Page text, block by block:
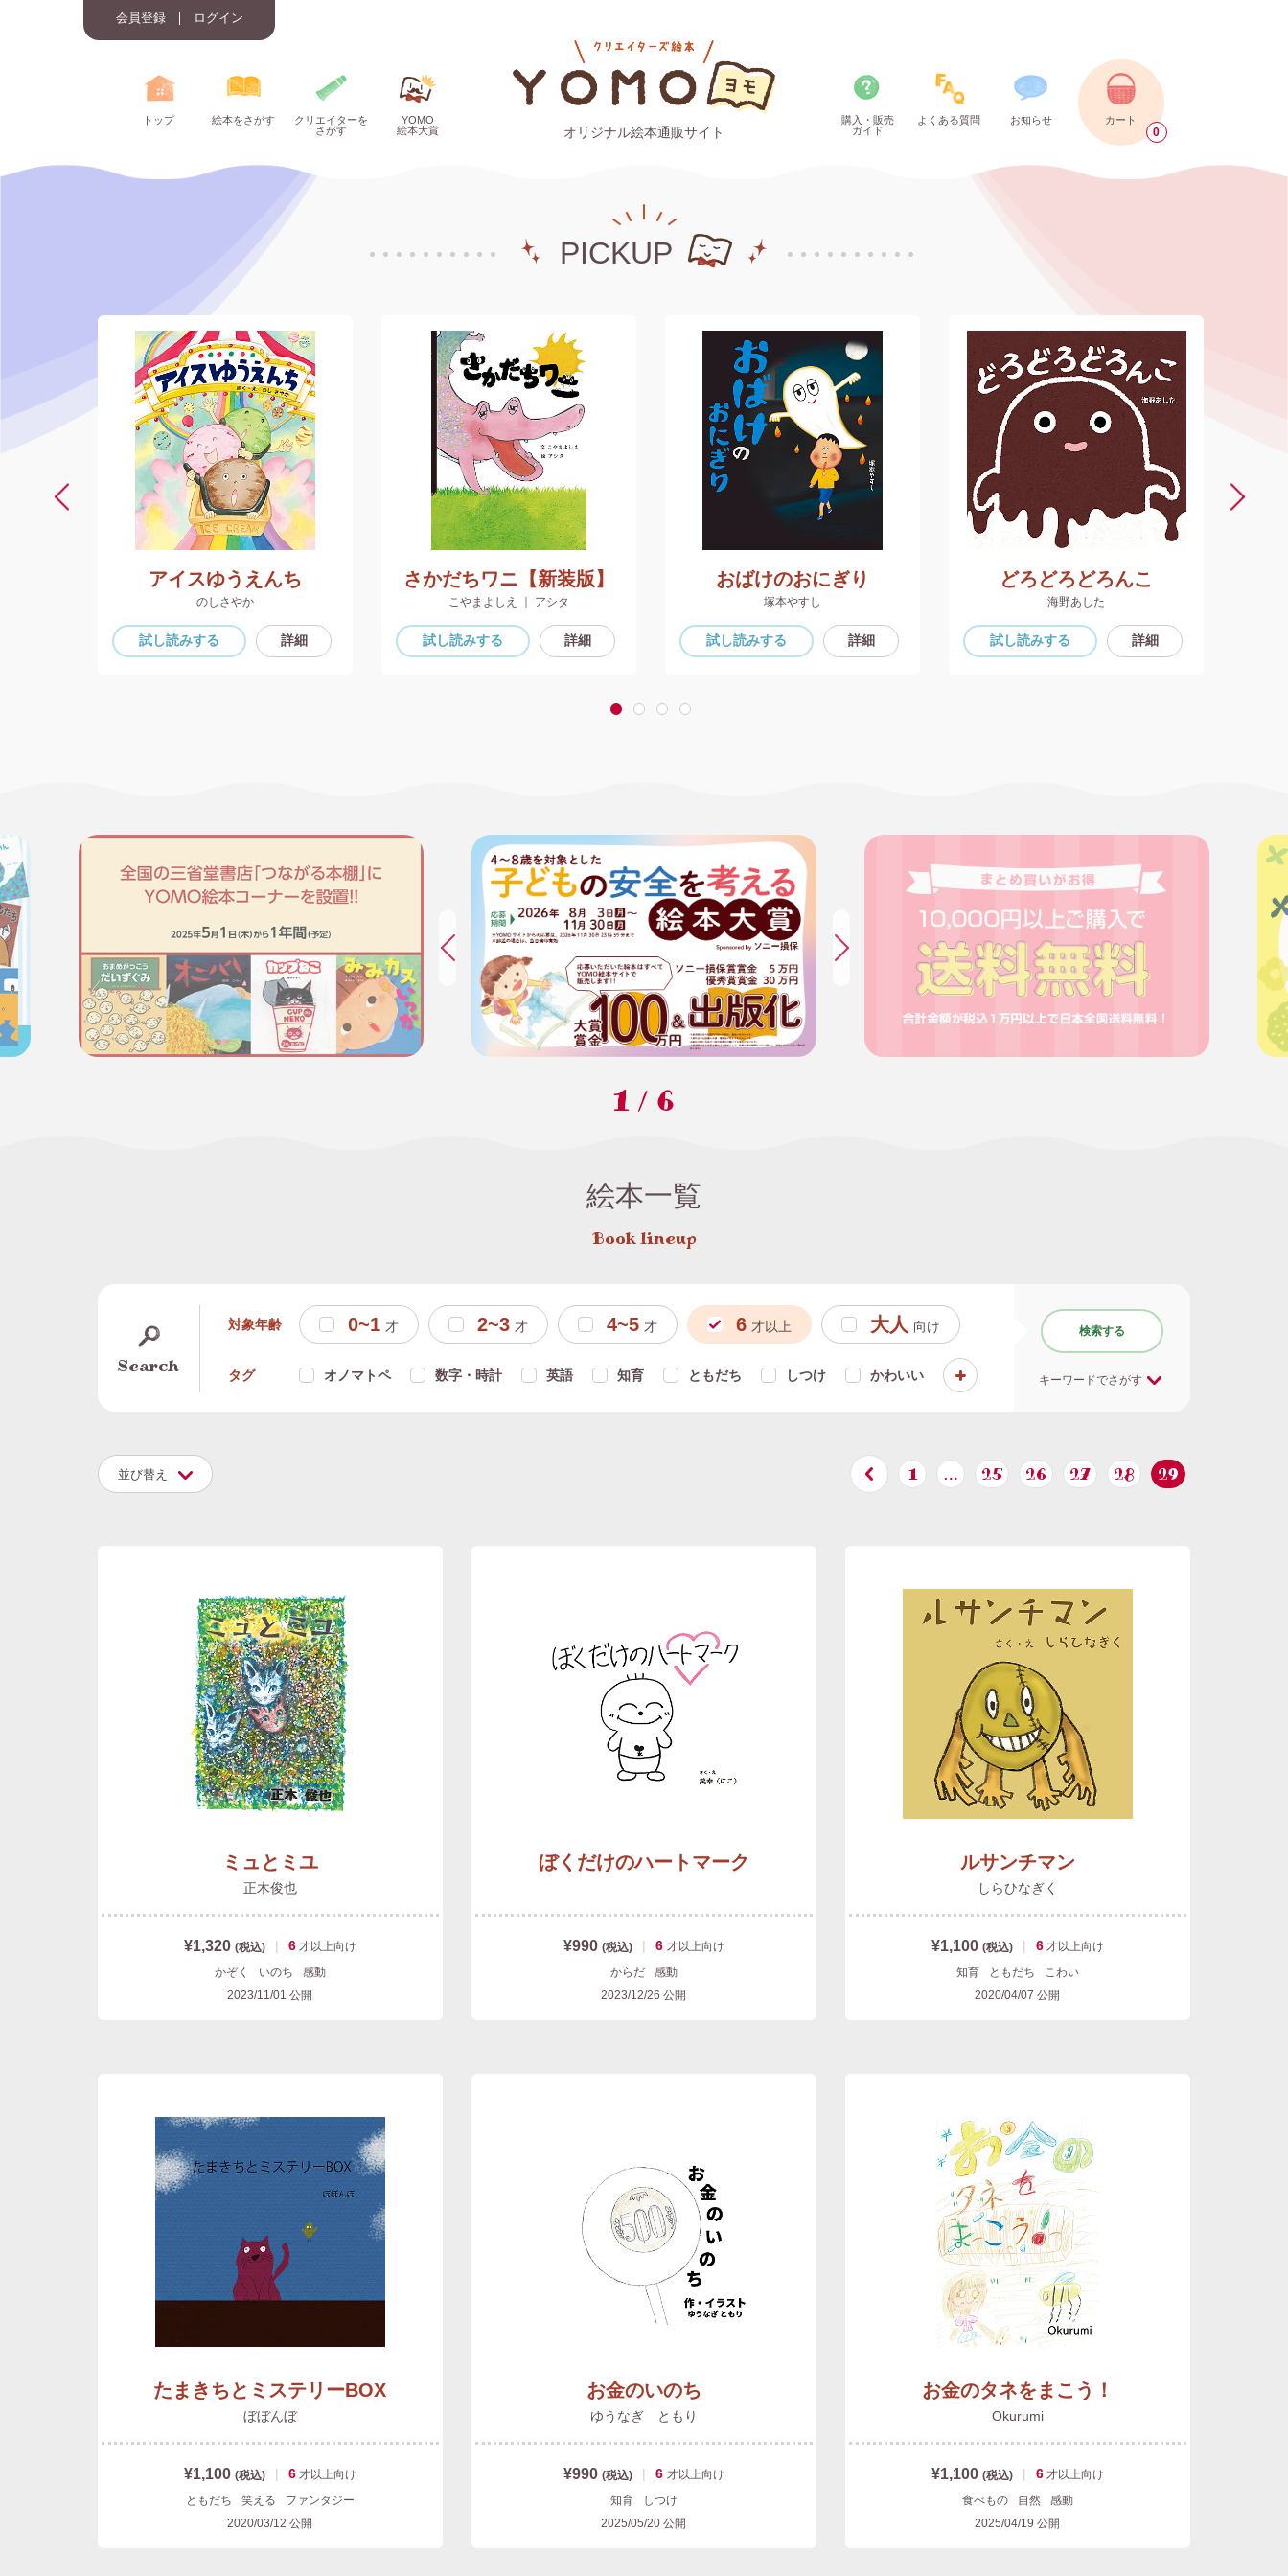
会員登録 ログイン
トップ 絵本をさがす
クリエイターを
さがす
YOMO
絵本大賞
オリジナル絵本通販サイト
購入・販売
ガイド
よくある質問 お知らせ カート
0
PICKUP
アイスゆうえんち
のしさやか
試し読みする 詳細
さかだちワニ【新装版】
こやまよしえ ｜ アシタ
試し読みする 詳細
おばけのおにぎり
塚本やすし
試し読みする 詳細
どろどろどろんこ
海野あした
試し読みする 詳細
1 2 3 4
1 / 6
絵本一覧
Book lineup
Search
対象年齢 0~1 才 2~3 才 4~5 才 6 才以上 大人 向け
タグ オノマトペ 数字・時計 英語 知育 ともだち しつけ かわいい
検索する
キーワードでさがす
並び替え 1 … 25 26 27 28 29
ミュとミユ
正木俊也
¥1,320 (税込) | 6 才以上向け
かぞく
いのち
感動
2023/11/01 公開
ぼくだけのハートマーク
¥990 (税込) | 6 才以上向け
からだ
感動
2023/12/26 公開
ルサンチマン
しらひなぎく
¥1,100 (税込) | 6 才以上向け
知育
ともだち
こわい
2020/04/07 公開
たまきちとミステリーBOX
ぼぼんぼ
¥1,100 (税込) | 6 才以上向け
ともだち
笑える
ファンタジー
2020/03/12 公開
お金のいのち
ゆうなぎ ともり
¥990 (税込) | 6 才以上向け
知育
しつけ
2025/05/20 公開
お金のタネをまこう！
Okurumi
¥1,100 (税込) | 6 才以上向け
食べもの
自然
感動
2025/04/19 公開